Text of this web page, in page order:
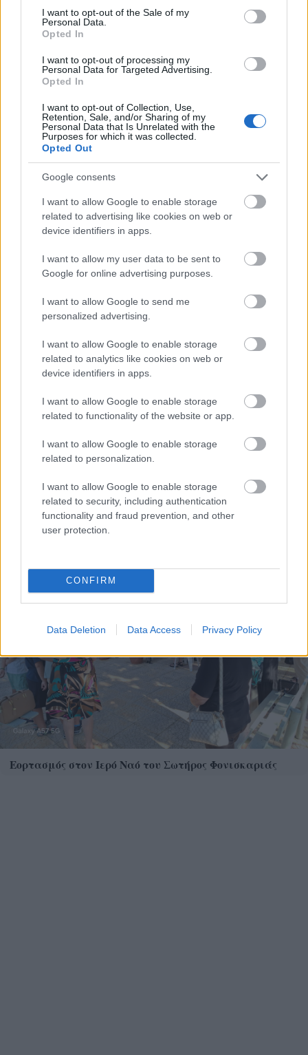
consent section.
I want to opt-out of the Sale of my
Personal Data.
Opted In
I want to opt-out of processing my
Personal Data for Targeted Advertising.
Opted In
I want to opt-out of Collection, Use,
Retention, Sale, and/or Sharing of my
Personal Data that Is Unrelated with the
Purposes for which it was collected.
Opted Out
Google consents
I want to allow Google to enable storage
related to advertising like cookies on web or
device identifiers in apps.
I want to allow my user data to be sent to
Google for online advertising purposes.
I want to allow Google to send me
personalized advertising.
I want to allow Google to enable storage
related to analytics like cookies on web or
device identifiers in apps.
I want to allow Google to enable storage
related to functionality of the website or app.
I want to allow Google to enable storage
related to personalization.
I want to allow Google to enable storage
related to security, including authentication
functionality and fraud prevention, and other
user protection.
CONFIRM
Data Deletion Data Access Privacy Policy
ΒΙΝΤΕΟ
Δεκαπενταύγουστος 2026: Πόσο αυξάνεται το
μεροκάματο το Σάββατο
Απεριόριστο ChatGPT δωρεάν: Η OpenAI καταργεί τα
όρια στις συνομιλίες
Εορτασμός στον Ιερό Ναό του Σωτήρος Φονισκαριάς